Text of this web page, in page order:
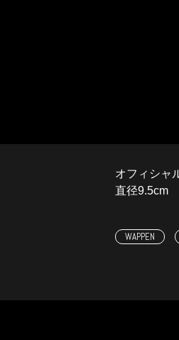
オフィシャ
直径9.5cm
WAPPEN